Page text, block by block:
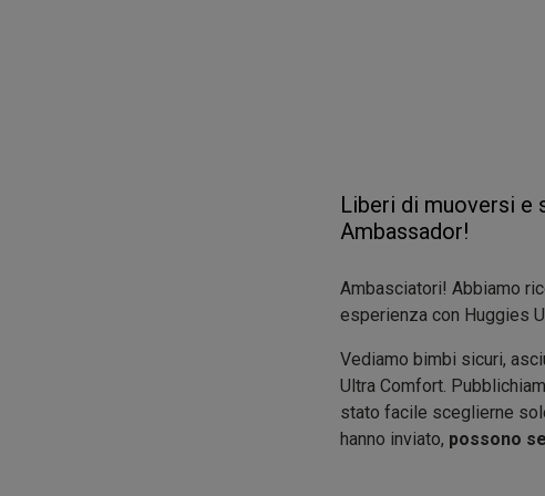
Liberi di muoversi
Ambassador!
Ambasciatori! Abbiamo
esperienza con Huggies
Vediamo bimbi sicuri,
Ultra Comfort.
stato facile sceglierne
hanno inviato, possono